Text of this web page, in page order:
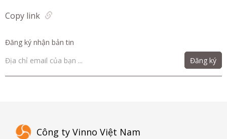
Copy link
Đăng ký nhận bản tin
Đăng ký
Công ty Vinno Việt Nam